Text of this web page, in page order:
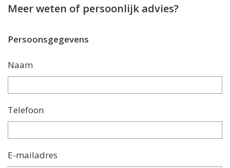
Meer weten of persoonlijk advies?
Persoonsgegevens
Naam
Telefoon
E-mailadres